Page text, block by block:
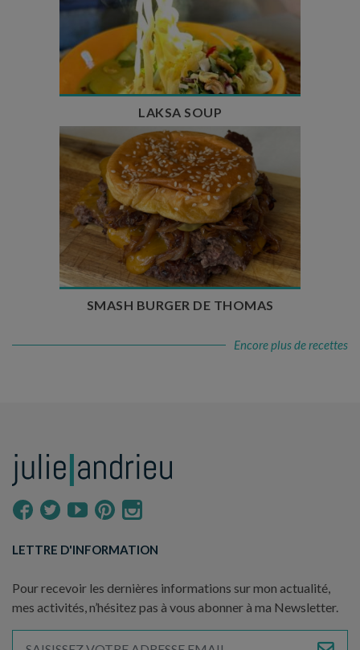
Temps de préparation : 40 min
Temps de cuisson : 25 min
Nombre de couverts : 4
LAKSA SOUP
Temps de préparation : 20 min
Temps de cuisson : 5 à 10 min
Nombre de couverts : 4
SMASH BURGER DE THOMAS
Encore plus de recettes
LETTRE D'INFORMATION
Pour recevoir les dernières informations sur mon actualité,
mes activités, n’hésitez pas à vous abonner à ma Newsletter.